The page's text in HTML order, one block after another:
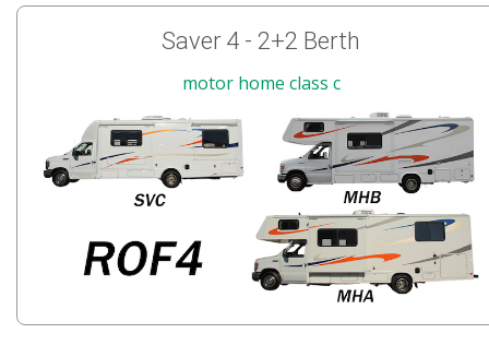
Saver 4 - 2+2 Berth
motor home class c